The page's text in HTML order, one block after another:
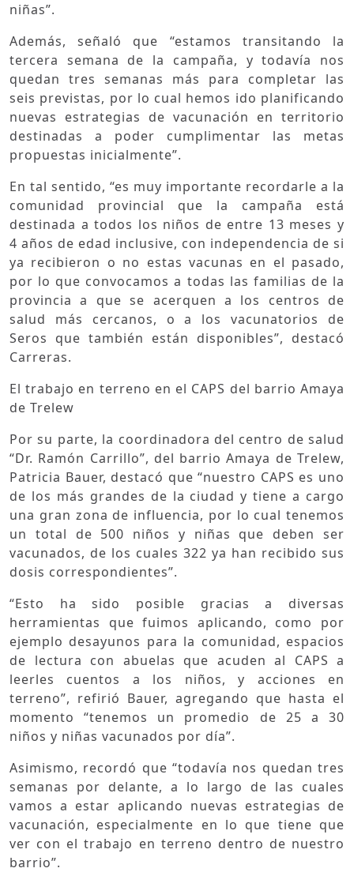
niñas”.
Además, señaló que “estamos transitando la
tercera semana de la campaña, y todavía nos
quedan tres semanas más para completar las
seis previstas, por lo cual hemos ido planificando
nuevas estrategias de vacunación en territorio
destinadas a poder cumplimentar las metas
propuestas inicialmente”.
En tal sentido, “es muy importante recordarle a la
comunidad provincial que la campaña está
destinada a todos los niños de entre 13 meses y
4 años de edad inclusive, con independencia de si
ya recibieron o no estas vacunas en el pasado,
por lo que convocamos a todas las familias de la
provincia a que se acerquen a los centros de
salud más cercanos, o a los vacunatorios de
Seros que también están disponibles”, destacó
Carreras.
El trabajo en terreno en el CAPS del barrio Amaya
de Trelew
Por su parte, la coordinadora del centro de salud
“Dr. Ramón Carrillo”, del barrio Amaya de Trelew,
Patricia Bauer, destacó que “nuestro CAPS es uno
de los más grandes de la ciudad y tiene a cargo
una gran zona de influencia, por lo cual tenemos
un total de 500 niños y niñas que deben ser
vacunados, de los cuales 322 ya han recibido sus
dosis correspondientes”.
“Esto ha sido posible gracias a diversas
herramientas que fuimos aplicando, como por
ejemplo desayunos para la comunidad, espacios
de lectura con abuelas que acuden al CAPS a
leerles cuentos a los niños, y acciones en
terreno”, refirió Bauer, agregando que hasta el
momento “tenemos un promedio de 25 a 30
niños y niñas vacunados por día”.
Asimismo, recordó que “todavía nos quedan tres
semanas por delante, a lo largo de las cuales
vamos a estar aplicando nuevas estrategias de
vacunación, especialmente en lo que tiene que
ver con el trabajo en terreno dentro de nuestro
barrio”.